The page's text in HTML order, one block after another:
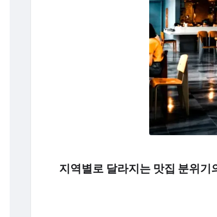
지역별로 달라지는 맛집 분위기